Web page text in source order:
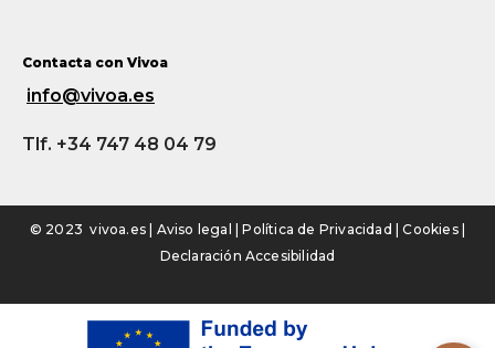
Contacta con Vivoa
info@vivoa.es
Tlf. +34 747 48 04 79
© 2023 vivoa.es | Aviso legal |Política de Privacidad |Cookies|
Declaración Accesibilidad